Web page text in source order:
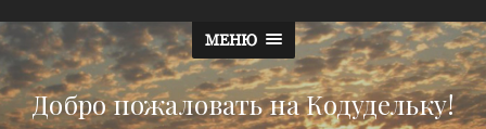
МЕНЮ
Добро пожаловать на Кодудельку!